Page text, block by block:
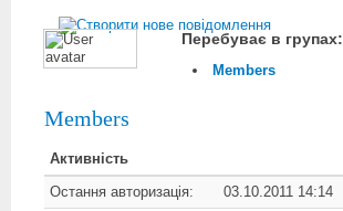
Перебуває в групах:
Members
Members
Активність
Остання авторизація:
03.10.2011 14:14